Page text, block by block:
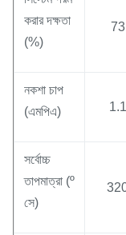
করার দক্ষতা
(%)
73
নকশা চাপ
(এমপিএ)
1.1
সর্বোচ্চ
তাপমাত্রা (º
সে)